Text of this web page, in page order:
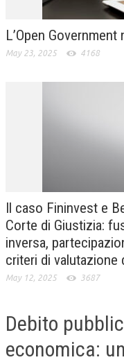
DIRITTO
PRASSI
AMMINISTRATIVA
TRIBUTARIA
COSTITUZIONALE
CIVILE
L’Open
May 23, 2025 4168
Il caso Fininvest e
Corte di Giustizia:
inversa,
criteri di valutazione
May 12, 2025 3687
Debito
economica: